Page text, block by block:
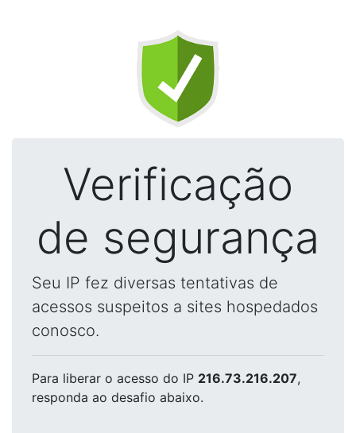
Verificação
de segurança
Seu IP fez diversas tentativas de
acessos suspeitos a sites hospedados
conosco.
Para liberar o acesso do IP 216.73.216.207,
responda ao desafio abaixo.